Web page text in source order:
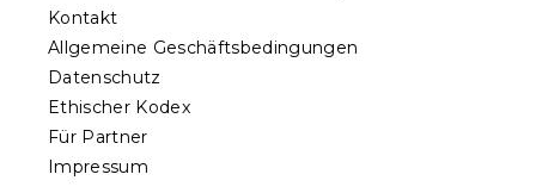
Kontakt
Allgemeine Geschäftsbedingungen
Datenschutz
Ethischer Kodex
Für Partner
Impressum